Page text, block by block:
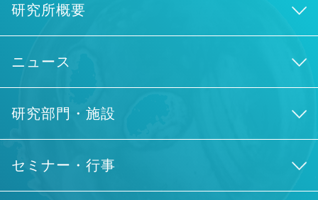
研究所概要
ニュース
研究部門・施設
セミナー・行事